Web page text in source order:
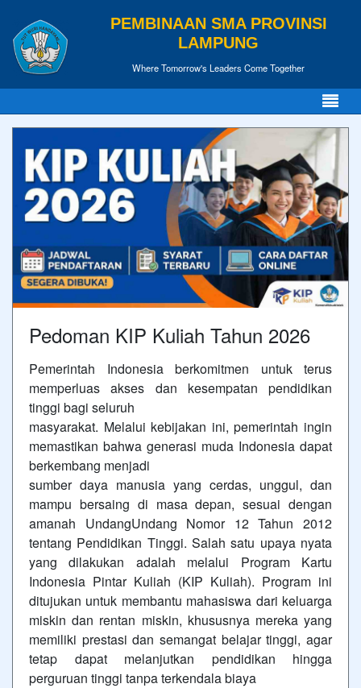
PEMBINAAN SMA PROVINSI
LAMPUNG
Where Tomorrow's Leaders Come Together
Pedoman KIP Kuliah Tahun 2026
Pemerintah Indonesia berkomitmen untuk terus
memperluas akses dan kesempatan pendidikan
tinggi bagi seluruh
masyarakat. Melalui kebijakan ini, pemerintah ingin
memastikan bahwa generasi muda Indonesia dapat
berkembang menjadi
sumber daya manusia yang cerdas, unggul, dan
mampu bersaing di masa depan, sesuai dengan
amanah UndangUndang Nomor 12 Tahun 2012
tentang Pendidikan Tinggi. Salah satu upaya nyata
yang dilakukan adalah melalui Program Kartu
Indonesia Pintar Kuliah (KIP Kuliah). Program ini
ditujukan untuk membantu mahasiswa dari keluarga
miskin dan rentan miskin, khususnya mereka yang
memiliki prestasi dan semangat belajar tinggi, agar
tetap dapat melanjutkan pendidikan hingga
perguruan tinggi tanpa terkendala biaya